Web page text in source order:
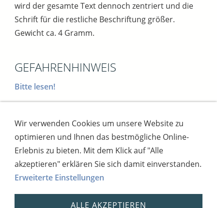
wird der gesamte Text dennoch zentriert und die
Schrift für die restliche Beschriftung größer.
Gewicht ca. 4 Gramm.
GEFAHRENHINWEIS
Bitte lesen!
Impressum AGB
Widerrufsbutton
Widerrufsrecht
Online-Streitschlichtung
Datenschutz
Versand
Bezahlsysteme
Kontakt
Disclaimer Versandtage Cookies
Bankverbindung: Consorsbank, Kt-Inhaber:
Dietmar Fuchs
Wir verwenden Cookies um unsere Website zu
optimieren und Ihnen das bestmögliche Online-
Erlebnis zu bieten. Mit dem Klick auf "Alle
akzeptieren" erklären Sie sich damit einverstanden.
Erweiterte Einstellungen
ALLE AKZEPTIEREN